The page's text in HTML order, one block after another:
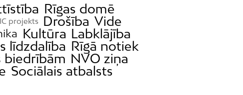
Rīgas domē
projekts Drošība Vide
Kultūra Labklājība
līdzdalība Rīgā notiek
biedrībām NVO ziņa
Sociālais atbalsts